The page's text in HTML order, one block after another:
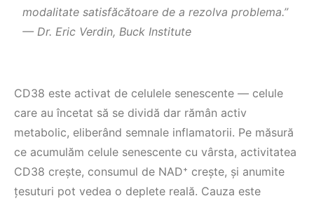
modalitate satisfăcătoare de a rezolva problema.”
— Dr. Eric Verdin, Buck Institute
CD38 este activat de celulele senescente — celule
care au încetat să se dividă dar rămân activ
metabolic, eliberând semnale inflamatorii. Pe măsură
ce acumulăm celule senescente cu vârsta, activitatea
CD38 creşte, consumul de NAD⁺ creşte, şi anumite
țesuturi pot vedea o deplete reală. Cauza este